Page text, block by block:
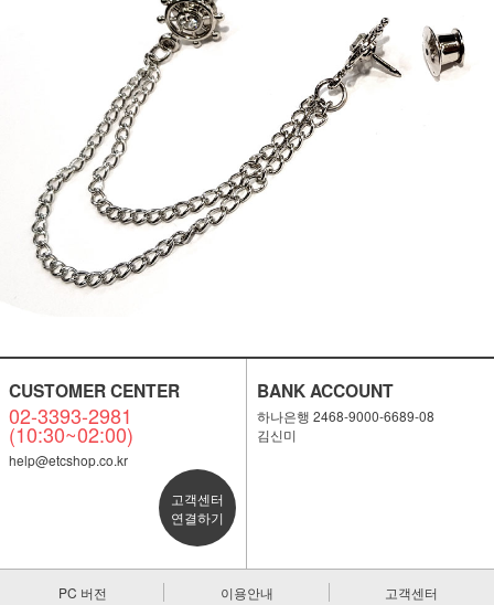
CUSTOMER CENTER
02-3393-2981
(10:30~02:00)
help@etcshop.co.kr
고객센터
연결하기
BANK ACCOUNT
하나은행 2468-9000-6689-08
김신미
PC 버전 이용안내 고객센터